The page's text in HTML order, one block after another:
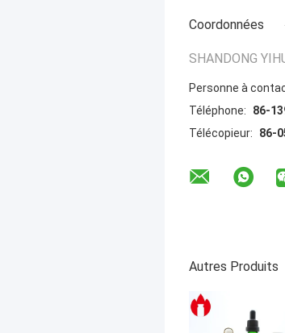
Coordonnées
SHANDONG
Personne à
Téléphone:
86-
Télécopieur:
86-
Autres Produits